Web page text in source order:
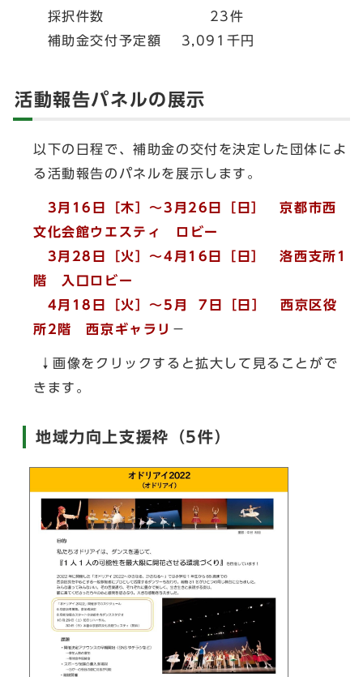
採択件数 23件
補助金交付予定額 3,091千円
活動報告パネルの展示
以下の日程で、補助金の交付を決定した団体によ
る活動報告のパネルを展示します。
3月16日［木］～3月26日［日］ 京都市西
文化会館ウエスティ ロビー
3月28日［火］～4月16日［日］ 洛西支所1
階 入口ロビー
4月18日［火］～5月 7日［日］ 西京区役
所2階 西京ギャラリ －
↓画像をクリックすると拡大して見ることがで
きます。
地域力向上支援枠（5件）